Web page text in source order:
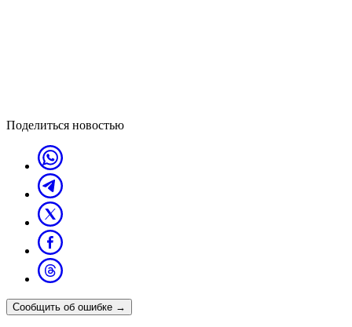
Поделиться новостью
Сообщить об ошибке →